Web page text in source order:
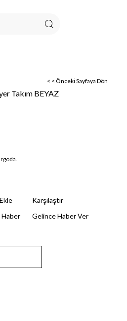
< < Önceki Sayfaya Dön
Takım BEYAZ
Karşılaştır
Haber
Gelince Haber Ver